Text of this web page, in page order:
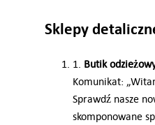
Sklepy
1. Butik
Komunikat:
Sprawdź nasze
skomponowane